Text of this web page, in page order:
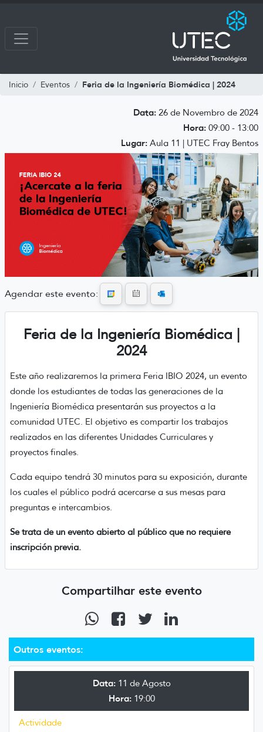
Inicio Eventos Feria de la Ingeniería Biomédica | 2024
Outros eventos:
Data:11 de Agosto
Hora:19:00
Actividade
Data: 26 de Novembro de 2024
Hora: 09:00 - 13:00
Lugar: Aula 11 | UTEC Fray Bentos
Agendar este evento:
Feria de la Ingeniería Biomédica |
2024
Este año realizaremos la primera Feria IBIO 2024, un evento
donde los estudiantes de todas las generaciones de la
Ingeniería Biomédica presentarán sus proyectos a la
comunidad UTEC. El objetivo es compartir los trabajos
realizados en las diferentes Unidades Curriculares y
proyectos finales.
Cada equipo tendrá 30 minutos para su exposición, durante
los cuales el público podrá acercarse a sus mesas para
preguntas e intercambios.
Se trata de un evento abierto al público que no requiere
inscripción previa.
Compartilhar este evento